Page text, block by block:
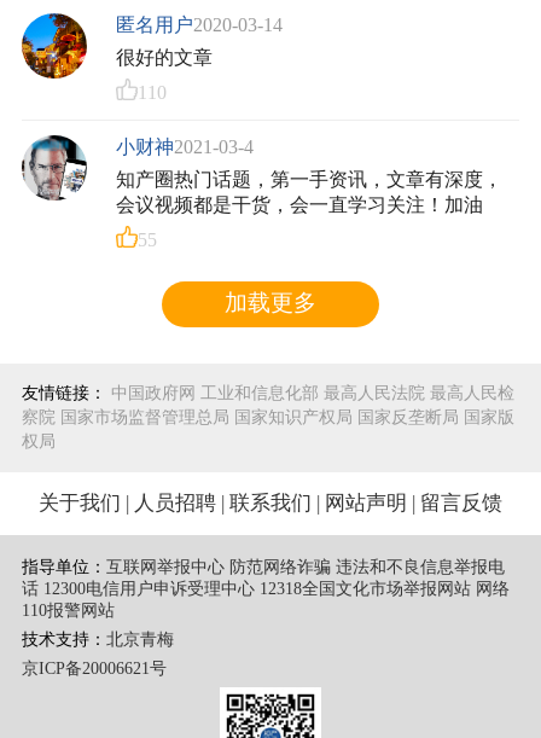
匿名用户2020-03-14
很好的文章
110
小财神2021-03-4
知产圈热门话题，第一手资讯，文章有深度，
会议视频都是干货，会一直学习关注！加油
55
加载更多
友情链接： 中国政府网 工业和信息化部 最高人民法院 最高人民检
察院 国家市场监督管理总局 国家知识产权局 国家反垄断局 国家版
权局
关于我们 人员招聘 联系我们 网站声明 留言反馈
指导单位： 互联网举报中心 防范网络诈骗 违法和不良信息举报电
话 12300电信用户申诉受理中心 12318全国文化市场举报网站 网络
110报警网站
技术支持： 北京青梅
京ICP备20006621号